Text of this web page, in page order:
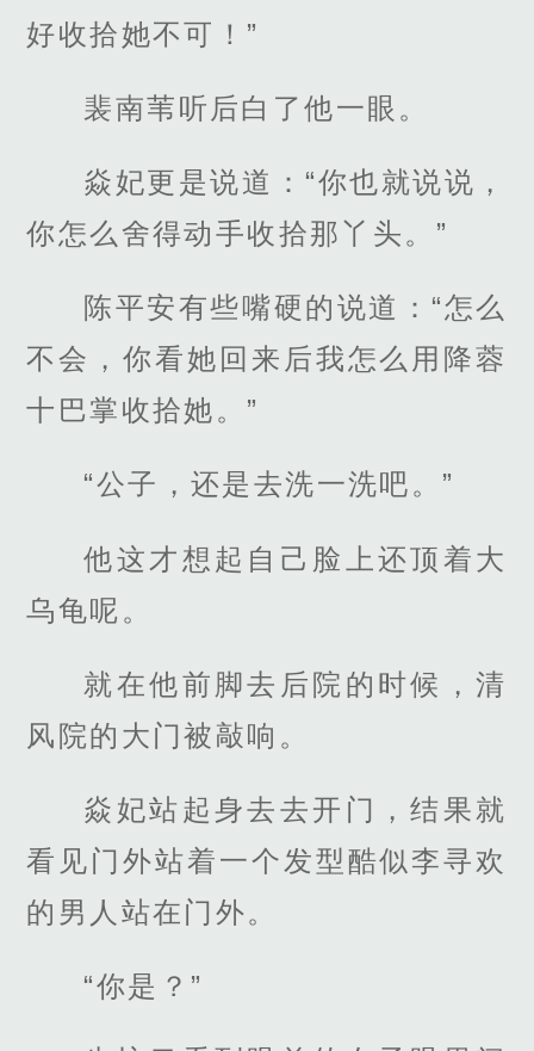
好收拾她不可！”
裴南苇听后白了他一眼。
焱妃更是说道：“你也就说说，
你怎么舍得动手收拾那丫头。”
陈平安有些嘴硬的说道：“怎么
不会，你看她回来后我怎么用降蓉
十巴掌收拾她。”
“公子，还是去洗一洗吧。”
他这才想起自己脸上还顶着大
乌龟呢。
就在他前脚去后院的时候，清
风院的大门被敲响。
焱妃站起身去去开门，结果就
看见门外站着一个发型酷似李寻欢
的男人站在门外。
“你是？”